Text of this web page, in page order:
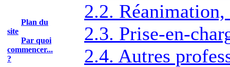
Plan du
site
Par quoi
commencer...
?
2.2.
2.3. Prise-en-
2.4. Autres